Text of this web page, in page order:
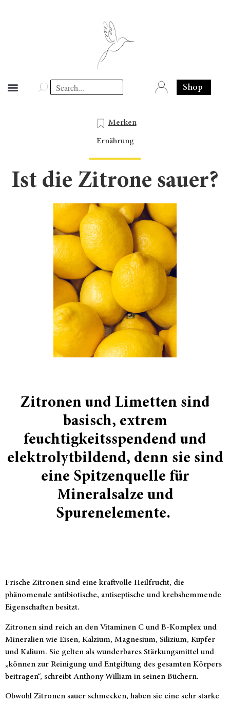
Shop
Merken
Ernährung
Ist die Zitrone sauer?
Zitronen und Limetten sind
basisch, extrem
feuchtigkeitsspendend und
elektrolytbildend, denn sie sind
eine Spitzenquelle für
Mineralsalze und
Spurenelemente.
Frische Zitronen sind eine kraftvolle Heilfrucht, die
phänomenale antibiotische, antiseptische und krebshemmende
Eigenschaften besitzt.
Zitronen sind reich an den Vitaminen C und B-Komplex und
Mineralien wie Eisen, Kalzium, Magnesium, Silizium, Kupfer
und Kalium. Sie gelten als wunderbares Stärkungsmittel und
„können zur Reinigung und Entgiftung des gesamten Körpers
beitragen“, schreibt Anthony William in seinen Büchern.
Obwohl Zitronen sauer schmecken, haben sie eine sehr starke